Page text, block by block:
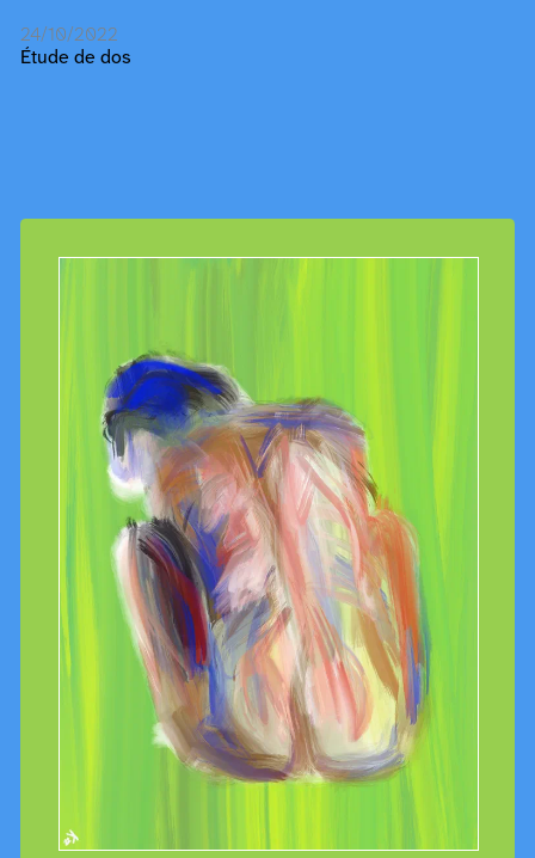
24/10/2022
Étude de dos